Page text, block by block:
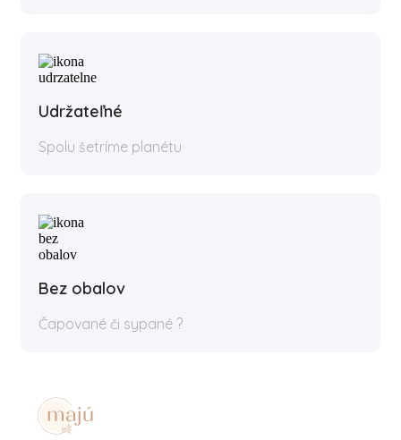
Udržateľné
Spolu šetríme planétu
Bez obalov
Čapované či sypané ?